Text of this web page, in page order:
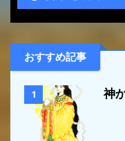
おすすめ記事
1 神